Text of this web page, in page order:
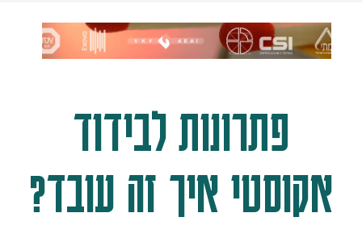
פתרונות לבידוד
אקוסטי איך זה עובד?